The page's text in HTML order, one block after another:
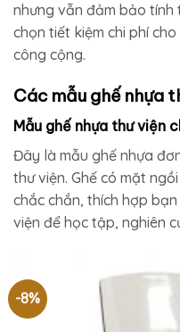
nhưng vẫn đảm bảo
chọn tiết kiệm chi phí
công cộng.
Các mẫu ghế nhựa
Mẫu ghế nhựa thư viện
Đây là mẫu ghế nhựa
thư viện. Ghế có mặt
chắc chắn, thích hợp
viện để học tập, nghiên
-8%